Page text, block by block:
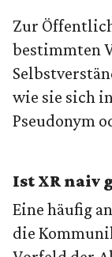
Zur
bestimmten
wie sie sich
Pseudonym
Ist XR naiv
Eine häufig
die